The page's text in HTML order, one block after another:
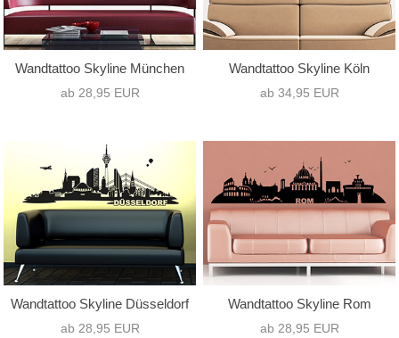
Wandtattoo Skyline München
ab 28,95 EUR
Wandtattoo Skyline Köln
ab 34,95 EUR
Wandtattoo Skyline Düsseldorf
ab 28,95 EUR
Wandtattoo Skyline Rom
ab 28,95 EUR